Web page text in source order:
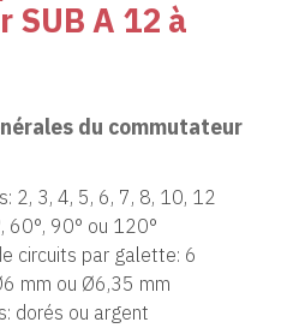
A 12 à
du commutateur
2, 3, 4, 5, 6, 7, 8, 10, 12
60°, 90° ou 120°
circuits par galette: 6
mm ou Ø6,35 mm
dorés ou argent